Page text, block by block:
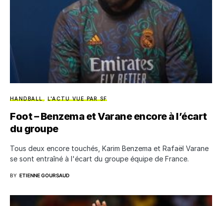
HANDBALL L'ACTU VUE PAR SF
Foot – Benzema et Varane encore à l’écart
du groupe
Tous deux encore touchés, Karim Benzema et Rafaël Varane
se sont entraîné à l'écart du groupe équipe de France.
BY ETIENNE GOURSAUD